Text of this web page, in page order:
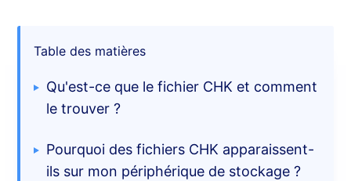
Table des matières
Qu'est-ce que le fichier CHK et comment
le trouver ?
Pourquoi des fichiers CHK apparaissent-
ils sur mon périphérique de stockage ?